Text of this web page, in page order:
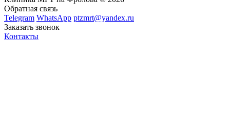
Обратная связь
Telegram WhatsApp ptzmrt@yandex.ru
Заказать звонок
Контакты